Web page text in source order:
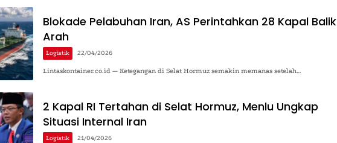
Blokade Pelabuhan Iran, AS Perintahkan 28 Kapal Balik
Arah
Logistik 22/04/2026
Lintaskontainer.co.id — Ketegangan di Selat Hormuz semakin memanas setelah…
2 Kapal RI Tertahan di Selat Hormuz, Menlu Ungkap
Situasi Internal Iran
Logistik 21/04/2026